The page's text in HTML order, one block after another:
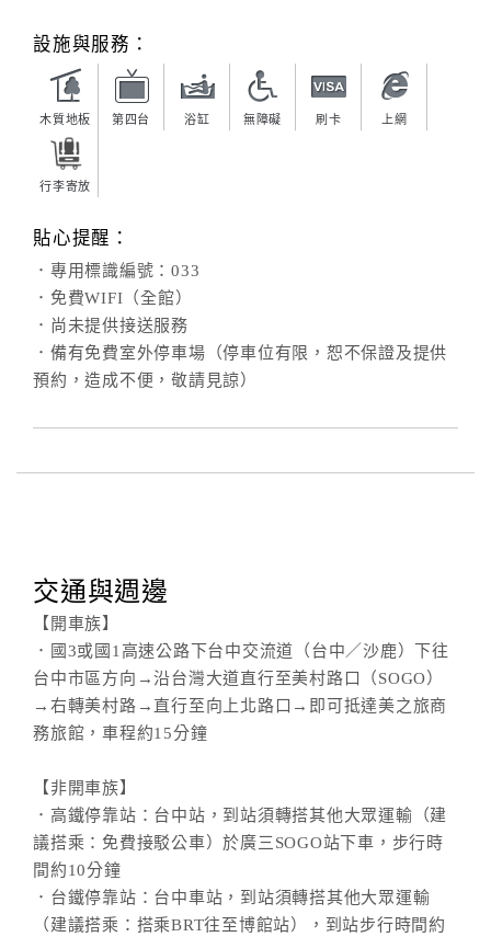
計
品
傳
設施與服務：
木質地板 第四台 浴缸 無障礙 刷卡 上網
行李寄放
貼心提醒：
．專用標識編號：033
．免費WIFI（全館）
．尚未提供接送服務
．備有免費室外停車場（停車位有限，恕不保證及提供
預約，造成不便，敬請見諒）
交通與週邊
【開車族】
．國3或國1高速公路下台中交流道（台中／沙鹿）下往
台中市區方向→沿台灣大道直行至美村路口（SOGO）
→右轉美村路→直行至向上北路口→即可抵達美之旅商
務旅館，車程約15分鐘
【非開車族】
．高鐵停靠站：台中站，到站須轉搭其他大眾運輸（建
議搭乘：免費接駁公車）於廣三SOGO站下車，步行時
間約10分鐘
．台鐵停靠站：台中車站，到站須轉搭其他大眾運輸
（建議搭乘：搭乘BRT往至博館站），到站步行時間約